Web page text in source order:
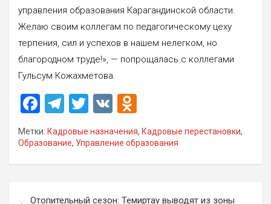
управления образования Карагандинской области.
Желаю своим коллегам по педагогическому цеху
терпения, сил и успехов в нашем нелегком, но
благородном труде!», — попрощалась с коллегами
Гульсум Кожахметова.
F
a
ce
b
T
e
gr
T
tt
er
V
d
n
o
Метки: Кадровые назначения, Кадровые перестановки,
Образование, Управление образования
Отопительный сезон: Темиртау выводят из зоны